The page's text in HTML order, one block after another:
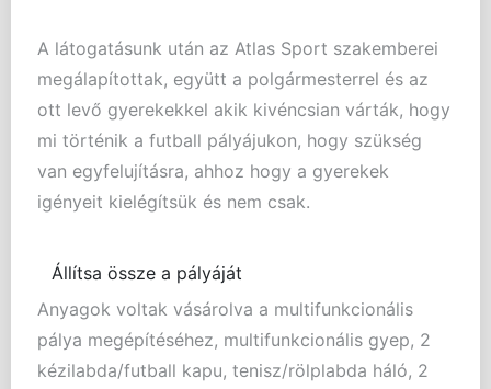
A látogatásunk után az Atlas Sport szakemberei
megálapítottak, együtt a polgármesterrel és az
ott levő gyerekekkel akik kivéncsian várták, hogy
mi történik a futball pályájukon, hogy szükség
van egyfelujításra, ahhoz hogy a gyerekek
igényeit kielégítsük és nem csak.
Állítsa össze a pályáját
Anyagok voltak vásárolva a multifunkcionális
pálya megépítéséhez, multifunkcionális gyep, 2
kézilabda/futball kapu, tenisz/rölplabda háló, 2